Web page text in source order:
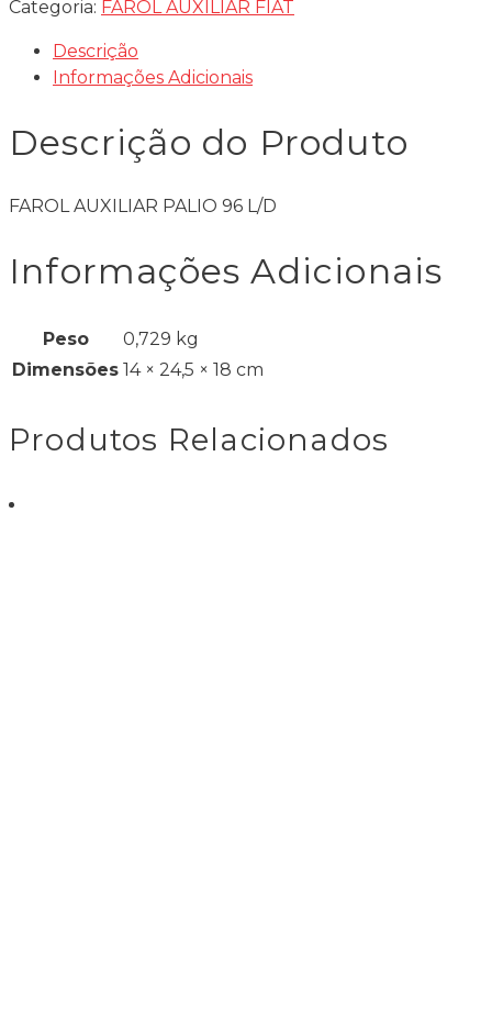
Categoria: FAROL AUXILIAR FIAT
Descrição
Informações Adicionais
Descrição do Produto
FAROL AUXILIAR PALIO 96 L/D
Informações Adicionais
Peso
0,729 kg
Dimensões 14 × 24,5 × 18 cm
Produtos Relacionados